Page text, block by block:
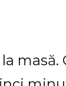
masă.